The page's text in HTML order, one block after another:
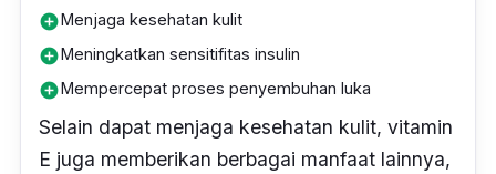
add_circleMenjaga kesehatan kulit
add_circleMeningkatkan sensitifitas insulin
add_circleMempercepat proses penyembuhan luka
Selain dapat menjaga kesehatan kulit, vitamin
E juga memberikan berbagai manfaat lainnya,